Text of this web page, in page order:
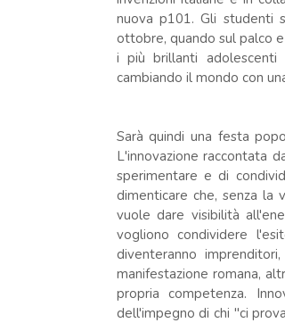
nuova p101. Gli studenti
ottobre, quando sul palco
i più brillanti adolescenti
cambiando il mondo con
Sarà quindi una festa
L'innovazione raccontata
sperimentare e di
dimenticare che, senza la
vuole dare visibilità
vogliono condividere
diventeranno
manifestazione romana,
propria competenza.
dell'impegno di chi "ci